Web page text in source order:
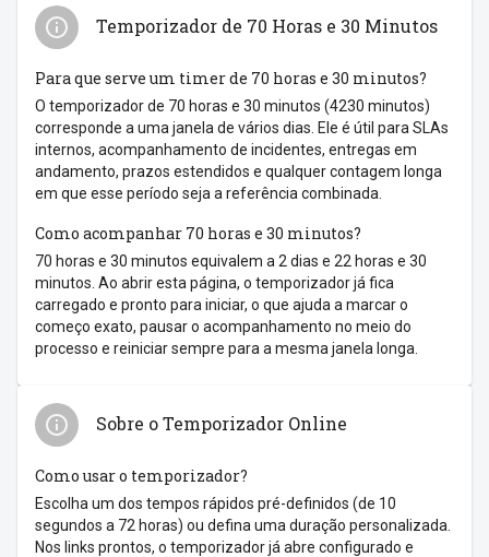
Temporizador de 70 Horas e 30 Minutos
Para que serve um timer de 70 horas e 30 minutos?
O temporizador de 70 horas e 30 minutos (4230 minutos)
corresponde a uma janela de vários dias. Ele é útil para SLAs
internos, acompanhamento de incidentes, entregas em
andamento, prazos estendidos e qualquer contagem longa
em que esse período seja a referência combinada.
Como acompanhar 70 horas e 30 minutos?
70 horas e 30 minutos equivalem a 2 dias e 22 horas e 30
minutos. Ao abrir esta página, o temporizador já fica
carregado e pronto para iniciar, o que ajuda a marcar o
começo exato, pausar o acompanhamento no meio do
processo e reiniciar sempre para a mesma janela longa.
Sobre o Temporizador Online
Como usar o temporizador?
Escolha um dos tempos rápidos pré-definidos (de 10
segundos a 72 horas) ou defina uma duração personalizada.
Nos links prontos, o temporizador já abre configurado e